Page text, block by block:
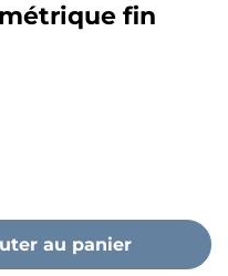
fin
au panier